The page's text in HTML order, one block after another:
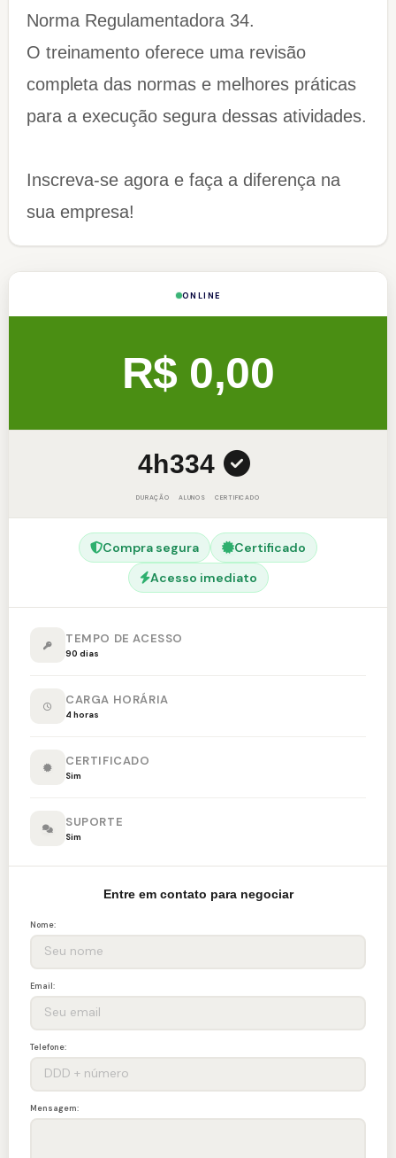
Norma Regulamentadora 34.
O treinamento oferece uma revisão
completa das normas e melhores práticas
para a execução segura dessas atividades.
Inscreva-se agora e faça a diferença na
sua empresa!​​​​​​​
ONLINE
R$ 0,00
4h
DURAÇÃO
334
ALUNOS CERTIFICADO
Compra segura
Certificado
Acesso imediato
TEMPO DE ACESSO
90 dias
CARGA HORÁRIA
4 horas
CERTIFICADO
Sim
SUPORTE
Sim
Entre em contato para negociar
Nome:
Email:
Telefone:
Mensagem: